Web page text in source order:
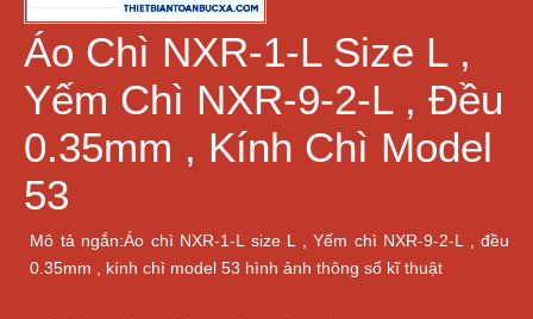
Áo Chì NXR-1-L Size L ,
Yếm Chì NXR-9-2-L , Đều
0.35mm , Kính Chì Model
53
Mô tả ngắn:Áo chì NXR-1-L size L , Yếm chì NXR-9-2-L , đều
0.35mm , kính chì model 53 hình ảnh thông số kĩ thuật